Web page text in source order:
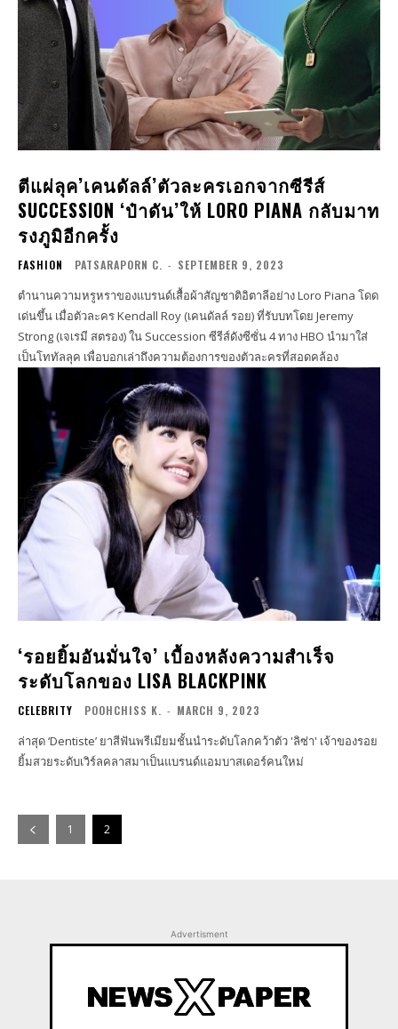
ตีแผ่ลุค’เคนดัลล์’ตัวละครเอกจากซีรีส์
SUCCESSION ‘ป๋าดัน’ให้ LORO PIANA กลับมาท
รงภูมิอีกครั้ง
FASHION PATSARAPORN C. - SEPTEMBER 9, 2023
ตำนานความหรูหราของแบรนด์เสื้อผ้าสัญชาติอิตาลีอย่าง Loro Piana โดด
เด่นขึ้น เมื่อตัวละคร Kendall Roy (เคนดัลล์ รอย) ที่รับบทโดย Jeremy
Strong (เจเรมี สตรอง) ใน Succession ซีรีส์ดังซีซั่น 4 ทาง HBO นำมาใส่
เป็นโททัลลุค เพื่อบอกเล่าถึงความต้องการของตัวละครที่สอดคล้อง
‘รอยยิ้มอันมั่นใจ’ เบื้องหลังความสำเร็จ
ระดับโลกของ LISA BLACKPINK
CELEBRITY POOHCHISS K. - MARCH 9, 2023
ล่าสุด ‘Dentiste’ ยาสีฟันพรีเมียมชั้นนำระดับโลกคว้าตัว 'ลิซ่า' เจ้าของรอย
ยิ้มสวยระดับเวิร์ลคลาสมาเป็นแบรนด์แอมบาสเดอร์คนใหม่
1 2
Advertisment